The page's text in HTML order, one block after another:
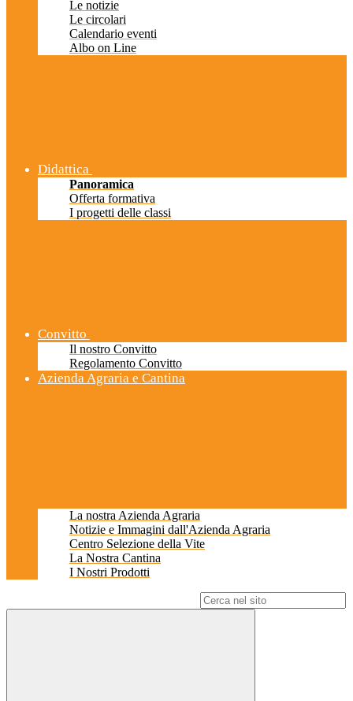
Le notizie
Le circolari
Calendario eventi
Albo on Line
Didattica
Panoramica
Offerta formativa
I progetti delle classi
Convitto
Il nostro Convitto
Regolamento Convitto
Azienda Agraria e Cantina
La nostra Azienda Agraria
Notizie e Immagini dall'Azienda Agraria
Centro Selezione della Vite
La Nostra Cantina
I Nostri Prodotti